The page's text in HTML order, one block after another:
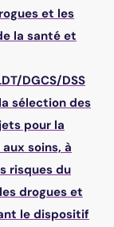
et les
la santé et
DGCS/DSS
sélection des
pour la
soins, à
risques du
drogues et
le dispositif